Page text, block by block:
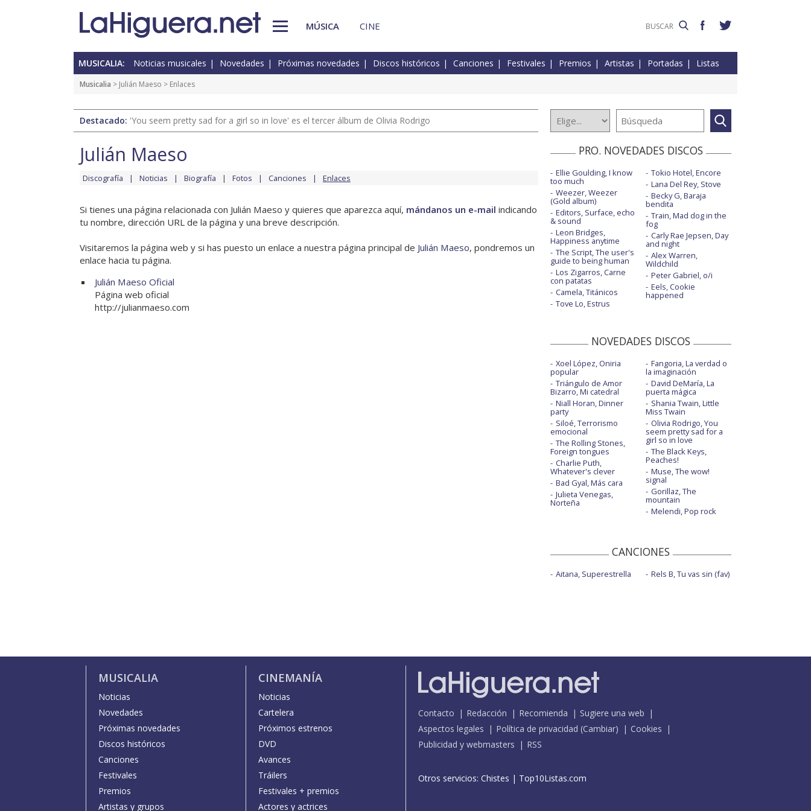
MÚSICA CINE
MUSICALIA: Noticias musicales Novedades Próximas novedades Discos históricos Canciones Festivales Premios Artistas Portadas Listas
Musicalia > Julián Maeso > Enlaces
Destacado: 'You seem pretty sad for a girl so in love' es el tercer álbum de Olivia Rodrigo
Julián Maeso
Discografía Noticias Biografía Fotos Canciones Enlaces
Si tienes una página relacionada con Julián Maeso y quieres que aparezca aquí, mándanos un e-mail indicando
tu nombre, dirección URL de la página y una breve descripción.
Visitaremos la página web y si has puesto un enlace a nuestra página principal de Julián Maeso, pondremos un
enlace hacia tu página.
Julián Maeso Oficial
Página web oficial
http://julianmaeso.com
PRO. NOVEDADES DISCOS
Ellie Goulding, I know
too much
Weezer, Weezer
(Gold album)
Editors, Surface, echo
& sound
Leon Bridges,
Happiness anytime
The Script, The user's
guide to being human
Los Zigarros, Carne
con patatas
Camela, Titánicos
Tove Lo, Estrus
Tokio Hotel, Encore
Lana Del Rey, Stove
Becky G, Baraja
bendita
Train, Mad dog in the
fog
Carly Rae Jepsen, Day
and night
Alex Warren,
Wildchild
Peter Gabriel, o/i
Eels, Cookie
happened
NOVEDADES DISCOS
Xoel López, Oniria
popular
Triángulo de Amor
Bizarro, Mi catedral
Niall Horan, Dinner
party
Siloé, Terrorismo
emocional
The Rolling Stones,
Foreign tongues
Charlie Puth,
Whatever's clever
Bad Gyal, Más cara
Julieta Venegas,
Norteña
Fangoria, La verdad o
la imaginación
David DeMaría, La
puerta mágica
Shania Twain, Little
Miss Twain
Olivia Rodrigo, You
seem pretty sad for a
girl so in love
The Black Keys,
Peaches!
Muse, The wow!
signal
Gorillaz, The
mountain
Melendi, Pop rock
CANCIONES
Aitana, Superestrella Rels B, Tu vas sin (fav)
MUSICALIA
Noticias
Novedades
Próximas novedades
Discos históricos
Canciones
Festivales
Premios
Artistas y grupos
CINEMANÍA
Noticias
Cartelera
Próximos estrenos
DVD
Avances
Tráilers
Festivales + premios
Actores y actrices
Contacto Redacción Recomienda
Sugiere una web
Aspectos legales
Política de privacidad (Cambiar)
Cookies
Publicidad y webmasters
RSS
Otros servicios: Chistes | Top10Listas.com